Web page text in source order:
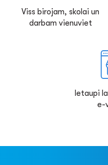
Viss birojam, skolai un
darbam vienuviet
Ietaupi
e-